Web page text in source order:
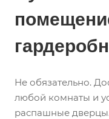
Не обязательно.
любой комнаты и
распашные